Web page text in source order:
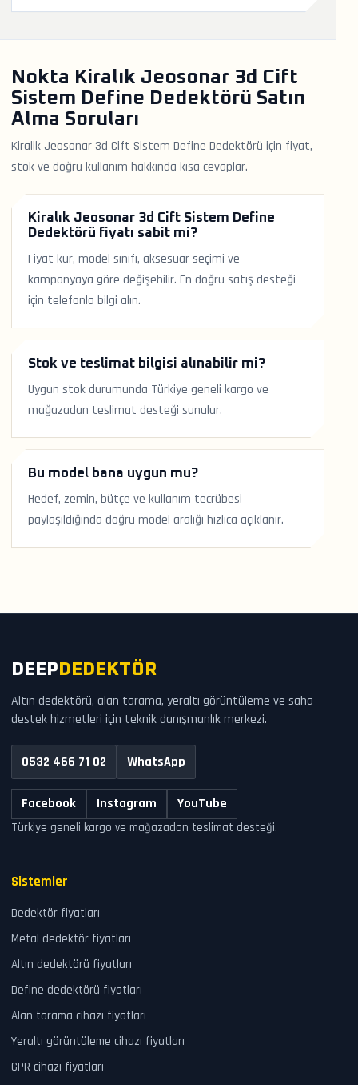
Nokta Kiralık Jeosonar 3d Cift
Sistem Define Dedektörü Satın
Alma Soruları
Kiralik Jeosonar 3d Cift Sistem Define Dedektörü için fiyat,
stok ve doğru kullanım hakkında kısa cevaplar.
Kiralık Jeosonar 3d Cift Sistem Define
Dedektörü fiyatı sabit mi?
Fiyat kur, model sınıfı, aksesuar seçimi ve
kampanyaya göre değişebilir. En doğru satış desteği
için telefonla bilgi alın.
Stok ve teslimat bilgisi alınabilir mi?
Uygun stok durumunda Türkiye geneli kargo ve
mağazadan teslimat desteği sunulur.
Bu model bana uygun mu?
Hedef, zemin, bütçe ve kullanım tecrübesi
paylaşıldığında doğru model aralığı hızlıca açıklanır.
DEEP DEDEKTÖR
Altın dedektörü, alan tarama, yeraltı görüntüleme ve saha
destek hizmetleri için teknik danışmanlık merkezi.
0532 466 71 02 WhatsApp
Facebook Instagram YouTube
Türkiye geneli kargo ve mağazadan teslimat desteği.
Sistemler
Dedektör fiyatları
Metal dedektör fiyatları
Altın dedektörü fiyatları
Define dedektörü fiyatları
Alan tarama cihazı fiyatları
Yeraltı görüntüleme cihazı fiyatları
GPR cihazı fiyatları